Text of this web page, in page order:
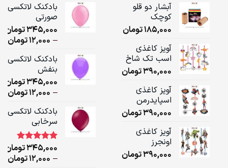
آبشار دو قلو
کوچک
185,000تومان
آویز کاغذی
اسب تک شاخ
390,000تومان
آویز کاغذی
اسپایدرمن
390,000تومان
آویز کاغذی
اونجرز
390,000تومان
بادکنک لاتکسی
صورتی
345,000تومان
–
12,000تومان
بادکنک لاتکسی
بنفش
345,000تومان
–
12,000تومان
بادکنک لاتکسی
سرخابی
امتیاز5.00
1
مشتری
345,000تومان
–
12,000تومان